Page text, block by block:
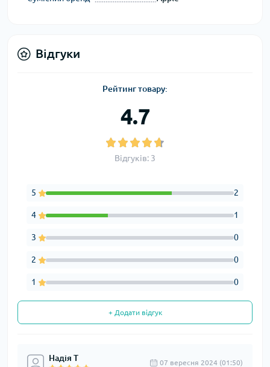
Відгуки
Рейтинг товару:
4.7
Відгуків: 3
5 2
4 1
3 0
2 0
1 0
+ Додати відгук
Надія Т 07 вересня 2024 (01:50)